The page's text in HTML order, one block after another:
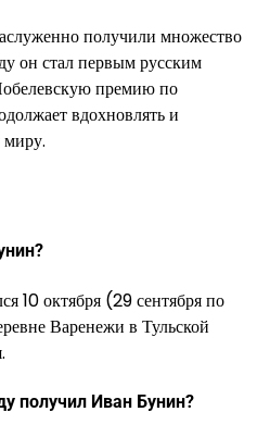
получили множество
он стал первым русским
премию по
вдохновлять и
миру.
10 октября (29 сентября по
Варенежи в Тульской
получил Иван Бунин?